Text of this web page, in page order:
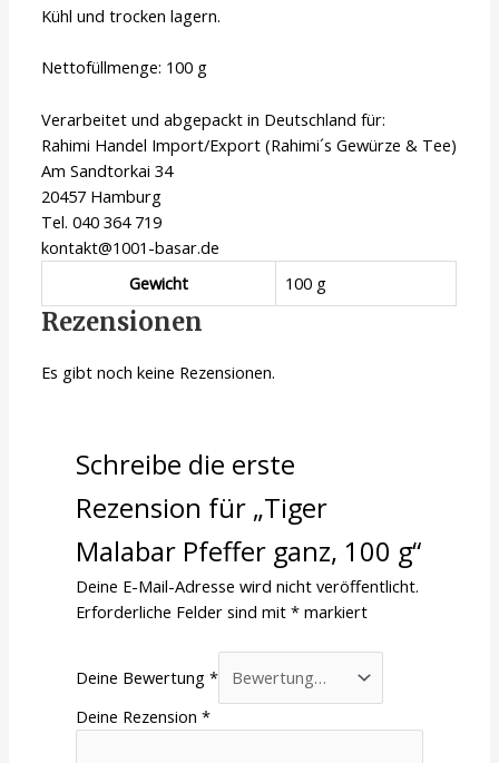
Kühl und trocken lagern.
Nettofüllmenge: 100 g
Verarbeitet und abgepackt in Deutschland für:
Rahimi Handel Import/Export (Rahimi´s Gewürze & Tee)
Am Sandtorkai 34
20457 Hamburg
Tel. 040 364 719
kontakt@1001-basar.de
Gewicht
100 g
Rezensionen
Es gibt noch keine Rezensionen.
Schreibe die erste
Rezension für „Tiger
Malabar Pfeffer ganz, 100 g“
Deine E-Mail-Adresse wird nicht veröffentlicht.
Erforderliche Felder sind mit* markiert
Deine Bewertung*
Deine Rezension*